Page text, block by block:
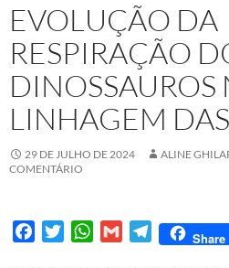
EVOLUÇÃO DA
RESPIRAÇÃO
DINOSSAUROS
LINHAGEM
29 DE JULHO DE 2024 ALINE
COMENTÁRIO
W
G
T
Share